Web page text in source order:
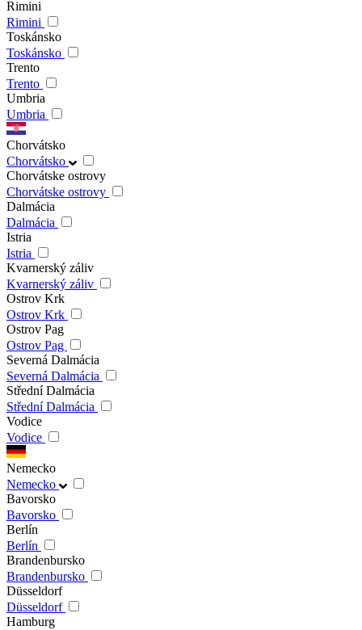
Rimini
Rimini
Toskánsko
Toskánsko
Trento
Trento
Umbria
Umbria
Chorvátsko
Chorvátsko
Chorvátske ostrovy
Chorvátske ostrovy
Dalmácia
Dalmácia
Istria
Istria
Kvarnerský záliv
Kvarnerský záliv
Ostrov Krk
Ostrov Krk
Ostrov Pag
Ostrov Pag
Severná Dalmácia
Severná Dalmácia
Střední Dalmácia
Střední Dalmácia
Vodice
Vodice
Nemecko
Nemecko
Bavorsko
Bavorsko
Berlín
Berlín
Brandenbursko
Brandenbursko
Düsseldorf
Düsseldorf
Hamburg